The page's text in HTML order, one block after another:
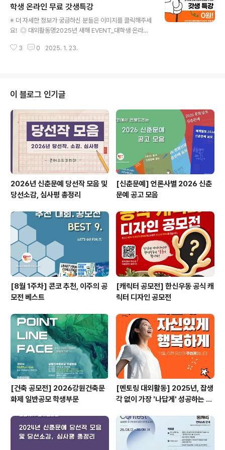
셉 구체화까지-상품 개발과 마케팅 관점으로 발전시켜 나
가는 트렌드 와칭과 컨셉을 학습해보세요. ◎ 참가대상-
트렌드 분석을 통해 시장/소비자를 파악하고 비즈니스 기
품 컨셉을 개발하고 구체화하려는 분- 아이디어 발굴, 상품
학생 온라인 무료 갓생특강
※ 더 자세한 정보가 궁금하신 분들은 이미지를 클릭해주세
요! ◎ 대외활동명2025년 새해 EVENT_대학생 온라인
세) ◎ 개요본 특강은 삼성, 현대, POSCO, 법무부 등에서
만, 점점 낮아지는 자신감 단 30분 안에가장 나답게 성공
하는 방법 알려드립니다. ◎ 추천 대상1. 갓생을 열심히 실
천하다가 번아웃, 무기력이 찾아온 20대2. 내가 진짜 원하
는 삶이 무엇인지 알고 싶은 20대3. 자신감 뿜뿜! 진정한
갓생을 실천하고 싶은 20대 ◎ 멘토링 내용1. HRD컨설턴
트의 2025..
3 0 2025. 1. 23.
이 블로그 인기글
2026년 신춘문예 당선작 모음 및
당선소감, 심사평 총정리
[신춘문예] 언론사별 2026 신춘
문예 공고 모음
[8월 1주차] 콘코 추천, 이주의 공
모전 베스트
[캐릭터 공모전] 한신우동 공식 캐
릭터 디자인 공모전
[건축 공모전] 2026강원건축문
화제 일반공모 학생부문
[멘토링 대외활동] 2025년, 잡생
각 없이 가장 '나답게' 성공하는 법